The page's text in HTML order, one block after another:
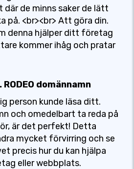
de minns saker de lätt
på. <br><br> Att göra din.
denna hjälper ditt företag
kommer ihåg och pratar
domännamn
person kunde läsa ditt.
och omedelbart ta reda på
är det perfekt! Detta
mycket förvirring och se
precis hur du kan hjälpa
eller webbplats.